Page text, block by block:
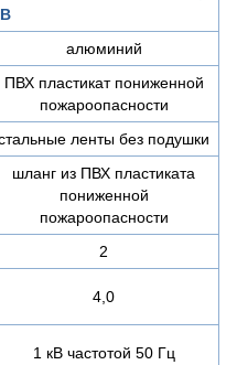
алюминий
ПВХ пластикат пониженной
пожароопасности
ленты без подушки
шланг из ПВХ пластиката
пониженной
пожароопасности
2
4,0
1 кВ частотой 50 Гц